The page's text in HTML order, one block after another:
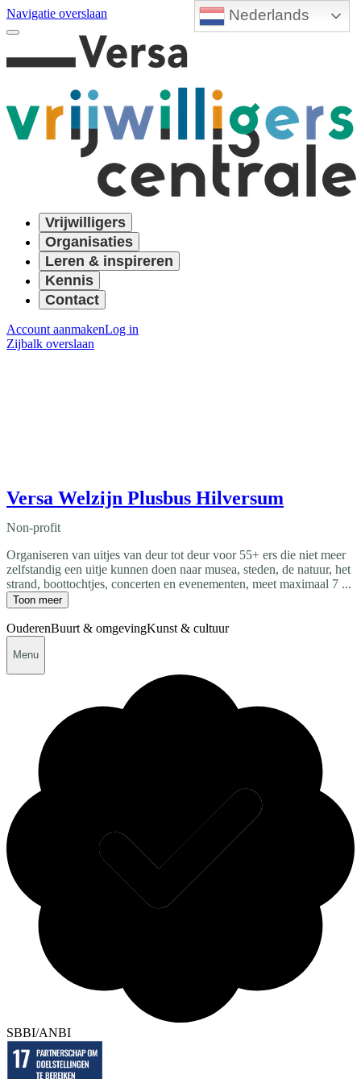
Nederlands
Navigatie overslaan
Vrijwilligers
Organisaties
Leren & inspireren
Kennis
Contact
Account aanmakenLog in
Zijbalk overslaan
Versa Welzijn Plusbus Hilversum
Non-profit
Organiseren van uitjes van deur tot deur voor 55+ ers die niet meer
zelfstandig een uitje kunnen doen naar musea, steden, de natuur, het
strand, boottochtjes, concerten en evenementen, meet maximaal 7 ...
Toon meer
OuderenBuurt & omgevingKunst & cultuur
Menu
SBBI/ANBI